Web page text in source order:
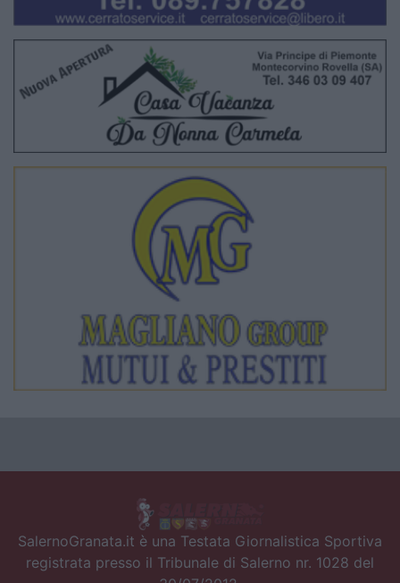
SalernoGranata.it è una Testata Giornalistica Sportiva
registrata presso il Tribunale di Salerno nr. 1028 del